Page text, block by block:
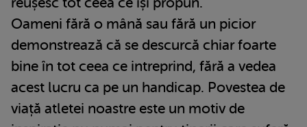
Oameni fără o mână sau fără un picior
demonstrează că se descurcă chiar foarte
bine în tot ceea ce intreprind, fără a vedea
acest lucru ca pe un handicap. Povestea de
viață atletei noastre este un motiv de